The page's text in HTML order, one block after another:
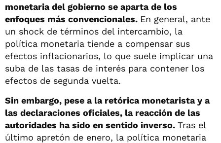
monetaria del gobierno se aparta de los
enfoques más convencionales. En general, ante
un shock de términos del intercambio, la
política monetaria tiende a compensar sus
efectos inflacionarios, lo que suele implicar una
suba de las tasas de interés para contener los
efectos de segunda vuelta.
Sin embargo, pese a la retórica monetarista y a
las declaraciones oficiales, la reacción de las
autoridades ha sido en sentido inverso. Tras el
último apretón de enero, la política monetaria